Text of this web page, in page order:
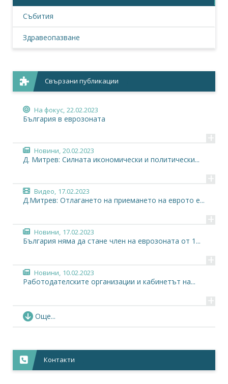
Събития
Здравеопазване
Свързани публикации
На фокус, 22.02.2023
България в еврозоната
+
Новини, 20.02.2023
Д. Митрев: Силната икономически и политически...
+
Видео, 17.02.2023
Д.Митрев: Отлагането на приемането на еврото е...
+
Новини, 17.02.2023
България няма да стане член на еврозоната от 1...
+
Новини, 10.02.2023
Работодателските организации и кабинетът на...
+
Новини,
Разработват се насоки за коректно...
Анализи,
Предстоящият избор и изхода от Паричния съвет
Още...
Контакти